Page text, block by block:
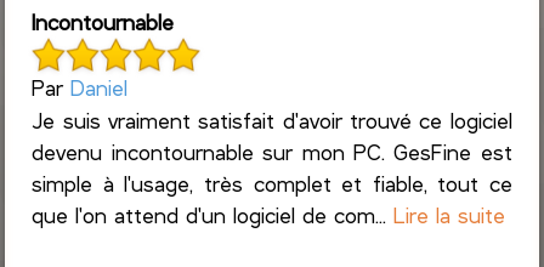
Incontournable
ParDaniel
Je suis vraiment satisfait d'avoir trouvé ce logiciel
devenu incontournable sur mon PC. GesFine est
simple à l'usage, très complet et fiable, tout ce
que l'on attend d'un logiciel de com...Lire la suite